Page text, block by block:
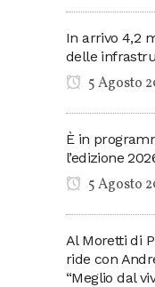
In arrivo 4,2
delle
5 Agosto
È in
l’edizione
5 Agosto
Al Moretti di
ride con
“Meglio dal